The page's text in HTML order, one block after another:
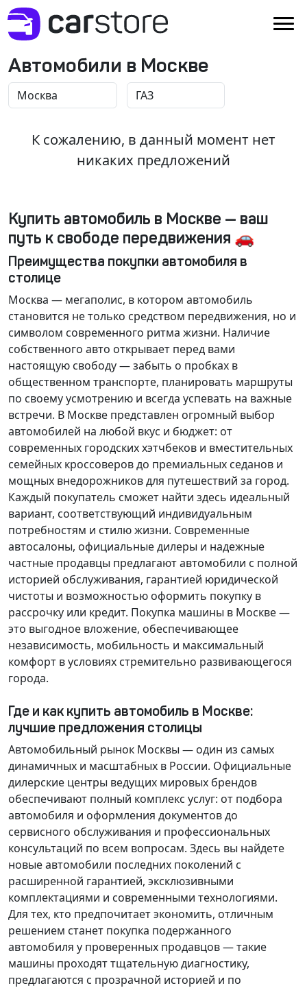
Автомобили в Москве
К сожалению, в данный момент нет
никаких предложений
Купить автомобиль в Москве — ваш
путь к свободе передвижения 🚗
Преимущества покупки автомобиля в
столице
Москва — мегаполис, в котором автомобиль
становится не только средством передвижения, но и
символом современного ритма жизни. Наличие
собственного авто открывает перед вами
настоящую свободу — забыть о пробках в
общественном транспорте, планировать маршруты
по своему усмотрению и всегда успевать на важные
встречи. В Москве представлен огромный выбор
автомобилей на любой вкус и бюджет: от
современных городских хэтчбеков и вместительных
семейных кроссоверов до премиальных седанов и
мощных внедорожников для путешествий за город.
Каждый покупатель сможет найти здесь идеальный
вариант, соответствующий индивидуальным
потребностям и стилю жизни. Современные
автосалоны, официальные дилеры и надежные
частные продавцы предлагают автомобили с полной
историей обслуживания, гарантией юридической
чистоты и возможностью оформить покупку в
рассрочку или кредит. Покупка машины в Москве —
это выгодное вложение, обеспечивающее
независимость, мобильность и максимальный
комфорт в условиях стремительно развивающегося
города.
Где и как купить автомобиль в Москве:
лучшие предложения столицы
Автомобильный рынок Москвы — один из самых
динамичных и масштабных в России. Официальные
дилерские центры ведущих мировых брендов
обеспечивают полный комплекс услуг: от подбора
автомобиля и оформления документов до
сервисного обслуживания и профессиональных
консультаций по всем вопросам. Здесь вы найдете
новые автомобили последних поколений с
расширенной гарантией, эксклюзивными
комплектациями и современными технологиями.
Для тех, кто предпочитает экономить, отличным
решением станет покупка подержанного
автомобиля у проверенных продавцов — такие
машины проходят тщательную диагностику,
предлагаются с прозрачной историей и по